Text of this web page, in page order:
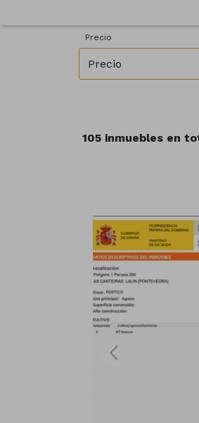
Precio
Precio
105 inmuebles en